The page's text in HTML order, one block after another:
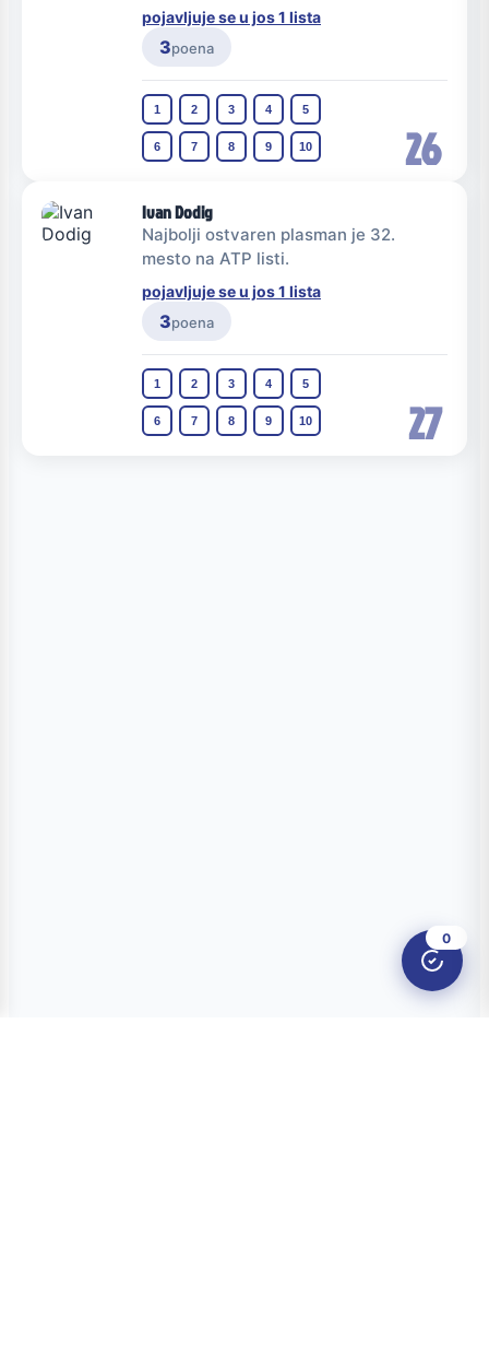
26
pojavljuje se u jos 1 lista
3poena
1 2 3 4 5
6 7 8 9 10
27
Ivan Dodig
Najbolji ostvaren plasman je 32.
mesto na ATP listi.
pojavljuje se u jos 1 lista
3poena
1 2 3 4 5
6 7 8 9 10
0